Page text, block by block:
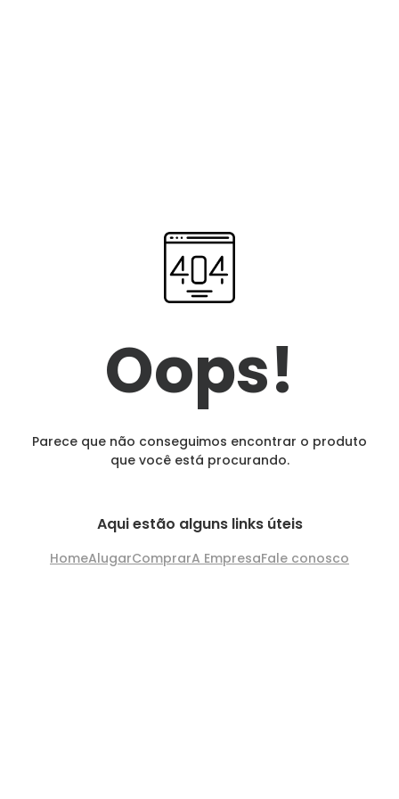
Oops!
Parece que não conseguimos encontrar o produto
que você está procurando.
Aqui estão alguns links úteis
HomeAlugarComprarA EmpresaFale conosco